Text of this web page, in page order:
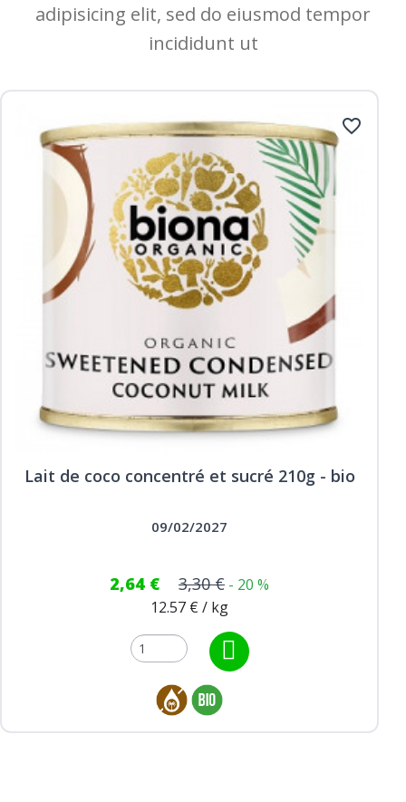
adipisicing elit, sed do eiusmod tempor
incididunt ut
Lait de coco concentré et sucré 210g - bio
09/02/2027
2,64 € 3,30 € - 20 %
12.57 € / kg
favorite_border